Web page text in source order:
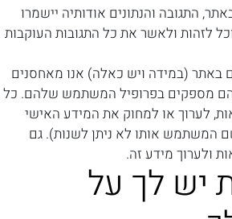
התגובה והנתונים אודותיה יישמרו
לזהות ולאשר את כל התגובות העוקבות
באתר (במידה ויש כאלה) אנו מאחסנים
מספקים בפרופיל המשתמש שלהם. כל
לערוך או למחוק את המידע האישי
אותו לא ניתן לשנות). גם
ולערוך מידע זה.
יש לך על